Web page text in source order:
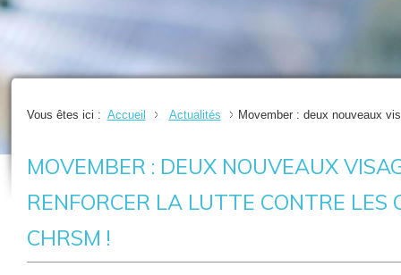
Vous êtes ici : Accueil Actualités Movember : deux nouveaux
MOVEMBER : DEUX NOUVEAUX
RENFORCER LA LUTTE CONTRE LES
CHRSM !